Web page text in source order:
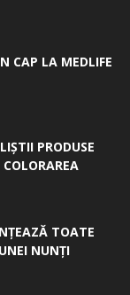
CAP LA MEDLIFE
PRODUSE
TOATE
NUNȚI